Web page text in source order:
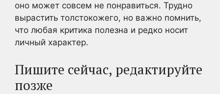
оно может совсем не понравиться. Трудно
вырастить толстокожего, но важно помнить,
что любая критика полезна и редко носит
личный характер.
Пишите сейчас, редактируйте
позже